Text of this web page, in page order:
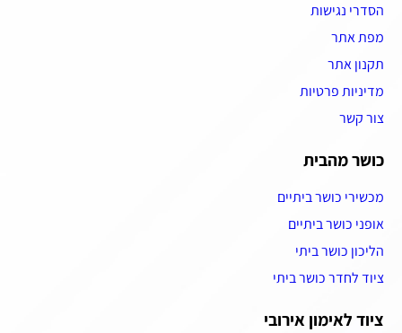
הסדרי נגישות
מפת אתר
תקנון אתר
מדיניות פרטיות
צור קשר
כושר מהבית
מכשירי כושר ביתיים
אופני כושר ביתיים
הליכון כושר ביתי
ציוד לחדר כושר ביתי
ציוד לאימון אירובי